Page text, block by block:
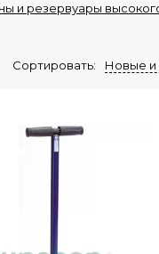
и резервуары
Сортировать: Новые и